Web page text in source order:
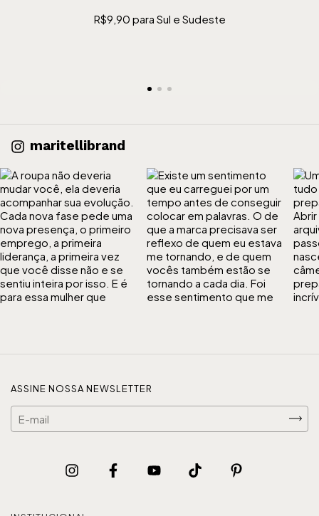
R$9,90 para Sul e Sudeste
maritellibrand
ASSINE NOSSA NEWSLETTER